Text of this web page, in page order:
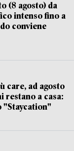
(8 agosto) da
intenso fino a
conviene
care, ad agosto
restano a casa:
"Staycation"